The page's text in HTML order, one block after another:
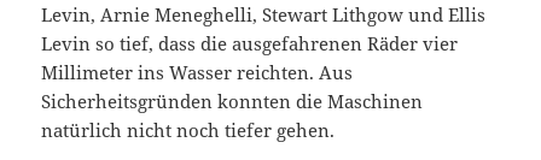
Levin, Arnie Meneghelli, Stewart Lithgow und Ellis
Levin so tief, dass die ausgefahrenen Räder vier
Millimeter ins Wasser reichten. Aus
Sicherheitsgründen konnten die Maschinen
natürlich nicht noch tiefer gehen.